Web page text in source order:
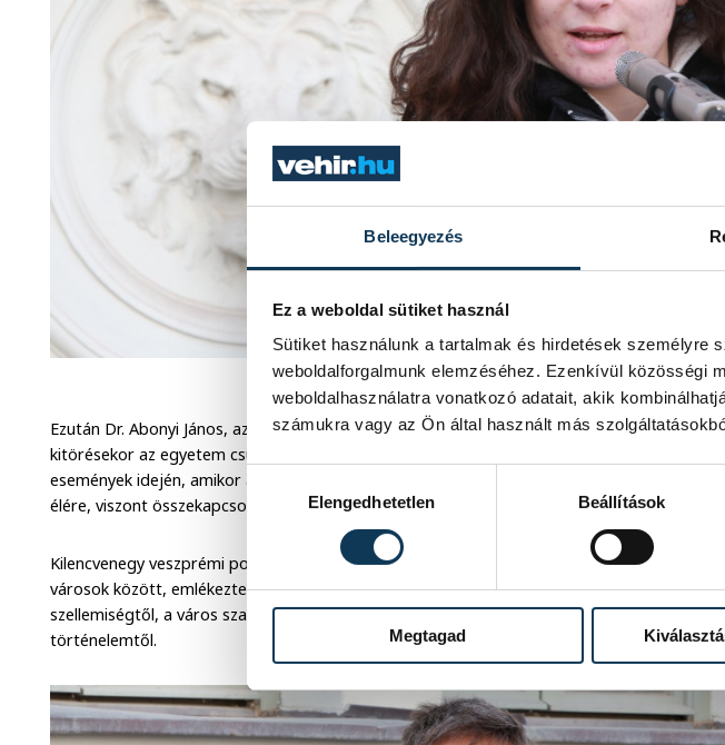
Beleegyezés
Ez a weboldal sütiket használ
Sütiket használunk a tartalmak és hirdetések személyre
weboldalforgalmunk elemzéséhez. Ezenkívül közösségi
weboldalhasználatra vonatkozó adatait, akik
számukra vagy az Ön által használt más
Elengedhetetlen
Beállítások
Megtagad
Kaovács Petra
Ezután Dr. Abonyi János, az egyetem rektora mondott ünnepi beszédet, aki felidézte, a
kitörésekor az egyetem csupán hét éve létezett, a várossal még keresték egymást. Az
események idején, amikor a fővároshoz hasonlóan Veszprémben is a fiatalok álltak az
élére, viszont összekapcsolódott a város és intézmény és együtt álltak ki a szabadságért.
Kilencvenegy veszprémi polgárt deportáltak, ez Budapest után a legmagasabb szám a
városok között, emlékeztetett Abonyi János, aki hozzátette, a zsarnok hatalom félt a
szellemiségtől, a város szabadság- és igazságérzetétől, a fiatal lendülettől és az ezeréves
történelemtől.